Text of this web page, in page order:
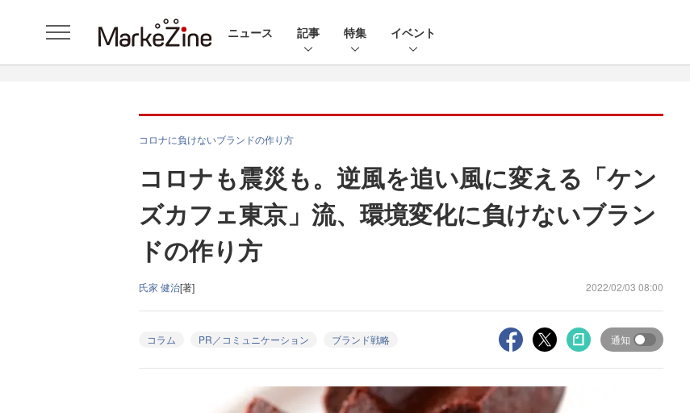
ニュース 記事 特集 イベント
コロナに負けないブランドの作り方
コロナも震災も。逆風を追い風に変える「ケン
ズカフェ東京」流、環境変化に負けないブラン
ドの作り方
氏家 健治[著] 2022/02/03 08:00
コラム PR／コミュニケーション ブランド戦略 通知